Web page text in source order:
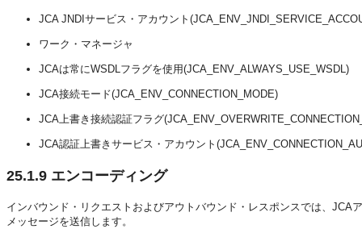
JCA JNDIサービス・アカウント
ワーク・マネージャ
JCAは常にWSDLフラグを使用(JCA_ENV_ALWAYS_USE_WSDL)
JCA接続モード(JCA_ENV_CONNECTION_MODE)
JCA上書き接続認証フラグ
JCA認証上書きサービス・アカウント
25.1.9 エンコーディング
インバウンド・リクエストおよびアウトバウンド・レスポンスでは、
メッセージを送信します。